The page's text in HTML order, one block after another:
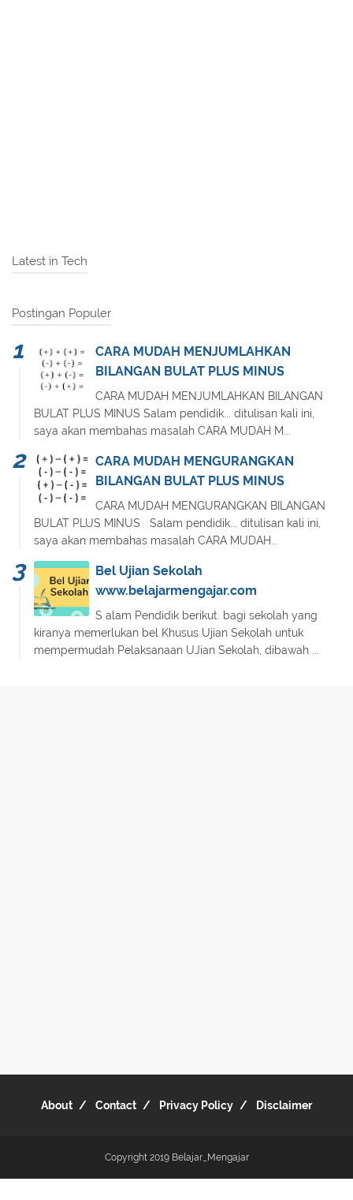
Latest in Tech
Postingan Populer
CARA MUDAH MENJUMLAHKAN
BILANGAN BULAT PLUS MINUS
CARA MUDAH MENJUMLAHKAN BILANGAN
BULAT PLUS MINUS Salam pendidik... ditulisan kali ini,
saya akan membahas masalah CARA MUDAH M...
CARA MUDAH MENGURANGKAN
BILANGAN BULAT PLUS MINUS
CARA MUDAH MENGURANGKAN BILANGAN
BULAT PLUS MINUS Salam pendidik... ditulisan kali ini,
saya akan membahas masalah CARA MUDAH...
Bel Ujian Sekolah
www.belajarmengajar.com
S alam Pendidik berikut. bagi sekolah yang
kiranya memerlukan bel Khusus Ujian Sekolah untuk
mempermudah Pelaksanaan UJian Sekolah, dibawah ...
About Contact Privacy Policy Disclaimer
Copyright 2019 Belajar_Mengajar